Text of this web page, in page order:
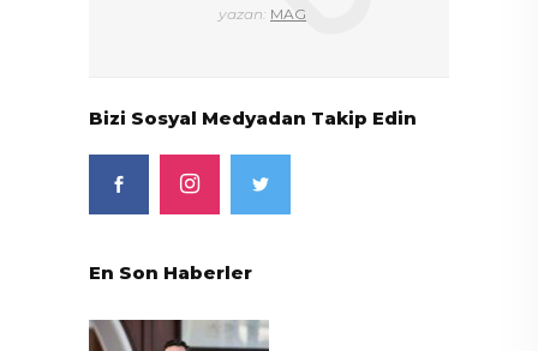
yazan: MAG
Bizi Sosyal Medyadan Takip Edin
En Son Haberler